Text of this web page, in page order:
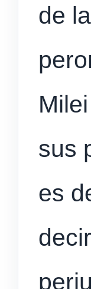
de
sus
es